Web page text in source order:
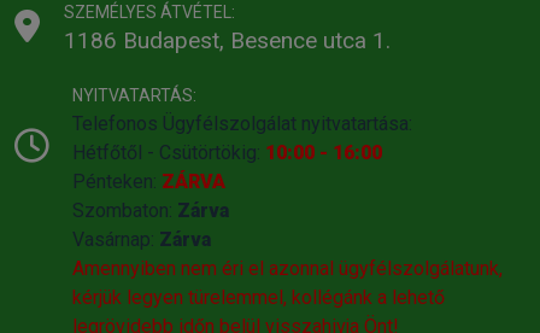
SZEMÉLYES ÁTVÉTEL:
1186 Budapest, Besence utca 1.
NYITVATARTÁS:
Telefonos Ügyfélszolgálat nyitvatartása:
Hétfőtől - Csütörtökig: 10:00 - 16:00
Pénteken: ZÁRVA
Szombaton: Zárva
Vasárnap: Zárva
Amennyiben nem éri el azonnal ügyfélszolgálatunk,
kérjük legyen türelemmel, kollégánk a lehető
legrövidebb időn belül visszahivja Önt!